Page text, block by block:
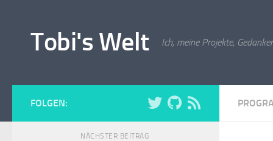
Tobi's Welt Ich, meine Projekte,
FOLGEN:
NÄCHSTER BEITRAG